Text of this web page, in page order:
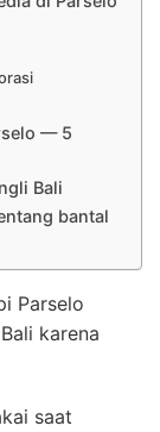
— 5
Bali
bantal
Parselo
karena
saat